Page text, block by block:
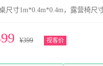
尺寸1m*0.4m*0.4m，露营椅尺
¥399 视客价